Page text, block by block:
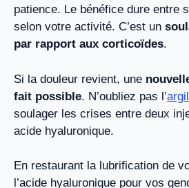
patience. Le bénéfice dure entre
selon votre activité. C’est un
par rapport aux corticoïdes.
Si la douleur revient, une
fait possible. N’oubliez pas l’
soulager les crises entre deux
acide hyaluronique.
En restaurant la lubrification de
l’acide hyaluronique pour vos